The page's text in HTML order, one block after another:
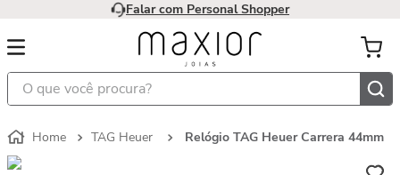
Falar com Personal Shopper
O que você procura?
TAG Heuer Relógio TAG Heuer Carrera 44mm